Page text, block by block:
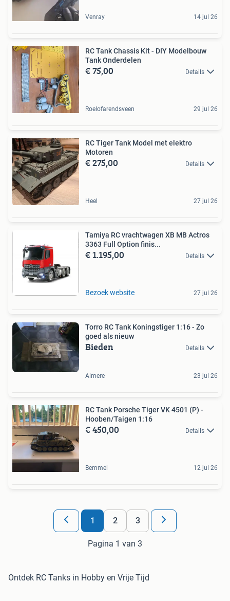
Venray 14 jul 26
RC Tank Chassis Kit - DIY Modelbouw
Tank Onderdelen
€ 75,00 Details
Roelofarendsveen 29 jul 26
RC Tiger Tank Model met elektro
Motoren
€ 275,00 Details
Heel 27 jul 26
Tamiya RC vrachtwagen XB MB Actros
3363 Full Option finis...
€ 1.195,00 Details
Bezoek website 27 jul 26
Torro RC Tank Koningstiger 1:16 - Zo
goed als nieuw
Bieden Details
Almere 23 jul 26
RC Tank Porsche Tiger VK 4501 (P) -
Hooben/Taigen 1:16
€ 450,00 Details
Bemmel 12 jul 26
1 2 3
Pagina 1 van 3
Ontdek RC Tanks in Hobby en Vrije Tijd